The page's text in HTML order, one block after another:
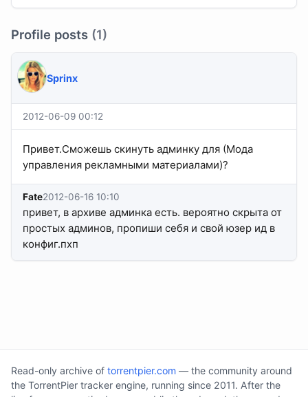
Profile posts (1)
Sprinx
2012-06-09 00:12
Привет.Сможешь скинуть админку для (Мода
управления рекламными материалами)?
Fate2012-06-16 10:10
привет, в архиве админка есть. вероятно скрыта от
простых админов, пропиши себя и свой юзер ид в
конфиг.пхп
Read-only archive of torrentpier.com — the community around
the TorrentPier tracker engine, running since 2011. After the